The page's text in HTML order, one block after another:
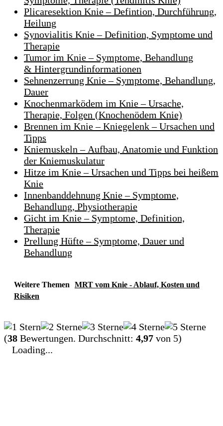
Plicaresektion Knie – Defintion, Durchführung,
Heilung
Synovialitis Knie – Definition, Symptome und
Therapie
Tumor im Knie – Symptome, Behandlung
& Hintergrundinformationen
Sehnenzerrung Knie – Symptome, Behandlung,
Dauer
Knochenmarködem im Knie – Ursache,
Therapie, Folgen (Knochenödem Knie)
Brennen im Knie – Kniegelenk – Ursachen und
Tipps
Kniemuskeln – Aufbau, Anatomie und Funktion
der Kniemuskulatur
Hitze im Knie – Ursachen und Tipps bei heißem
Knie
Innenbanddehnung Knie – Symptome,
Behandlung, Physiotherapie
Gicht im Knie – Symptome, Definition,
Therapie
Prellung Hüfte – Symptome, Dauer und
Behandlung
Weitere Themen
MRT vom Knie - Ablauf, Kosten und
Risiken
(38 Bewertungen. Durchschnitt: 4,97 von 5)
Loading...